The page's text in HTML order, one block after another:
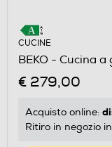
CUCINE
BEKO - Cucina
€ 279,00
Acquisto online:
Ritiro in negozio